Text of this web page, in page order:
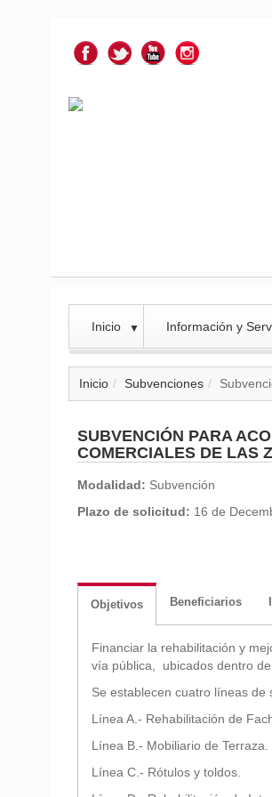
Inicio ▼ Información y
Inicio Subvenciones
SUBVENCIÓN PARA
COMERCIALES DE LAS
Modalidad: Subvención
Plazo de solicitud: 16 de
Objetivos Beneficiarios
Financiar la rehabilitación y
vía pública, ubicados dentro
Se establecen cuatro líneas de
Línea A.- Rehabilitación de
Línea B.- Mobiliario de Terraza.
Línea C.- Rótulos y toldos.